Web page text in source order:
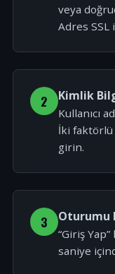
veya
Adres SSL
2 Kimlik
Kullanıcı
İki faktörlü
girin.
3 Oturumu
“Giriş
saniye